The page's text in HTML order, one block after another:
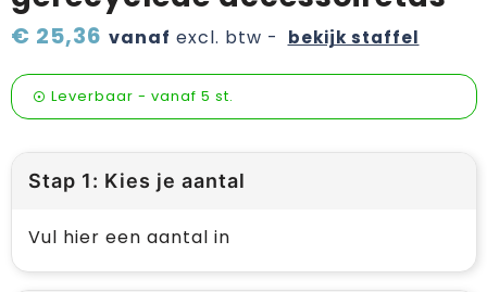
€ 25,36 vanaf excl. btw - bekijk staffel
Leverbaar - vanaf 5 st.
Stap 1: Kies je aantal
Vul hier een aantal in